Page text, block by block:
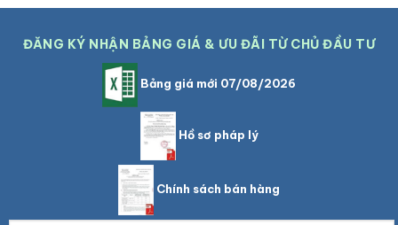
ĐĂNG KÝ NHẬN BẢNG GIÁ & ƯU ĐÃI TỪ CHỦ ĐẦU TƯ
Bảng giá mới 07/08/2026
Hồ sơ pháp lý
Chính sách bán hàng